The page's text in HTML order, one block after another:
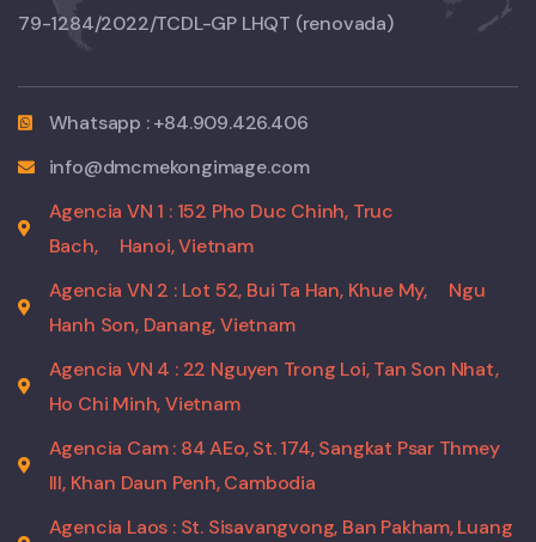
79-1284/2022/TCDL-GP LHQT (renovada)
Whatsapp : +84.909.426.406
info@dmcmekongimage.com
Agencia VN 1 : 152 Pho Duc Chinh, Truc
Bach,
Hanoi, Vietnam
Agencia VN 2 : Lot 52, Bui Ta Han, Khue My,
Ngu
Hanh Son, Danang, Vietnam
Agencia VN 4 : 22 Nguyen Trong Loi, Tan Son Nhat,
Ho Chi Minh, Vietnam
Agencia Cam : 84 AEo, St. 174, Sangkat Psar Thmey
III, Khan Daun Penh, Cambodia
Agencia Laos : St. Sisavangvong, Ban Pakham, Luang